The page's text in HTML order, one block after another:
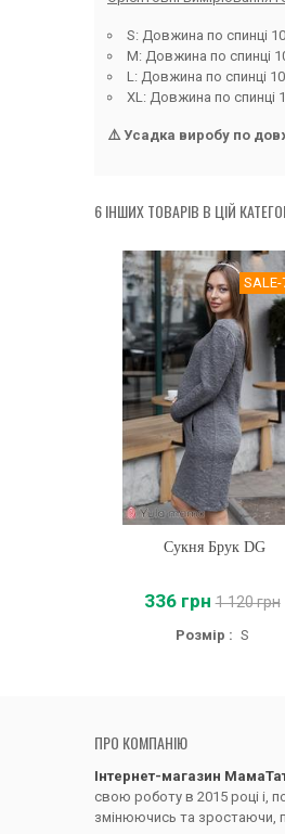
S: Довжина по спинці
М: Довжина по спинці
L: Довжина по спинці
XL: Довжина по спинці
⚠️ Усадка виробу по
6 ІНШИХ ТОВАРІВ В ЦІЙ
SALE-
Купити
Сукня Брук DG
336 грн 1 120 грн
Розмір : S
ПРО КОМПАНІЮ
Інтернет-магазин
свою роботу в 2015 році і,
змінюючись та зростаючи,